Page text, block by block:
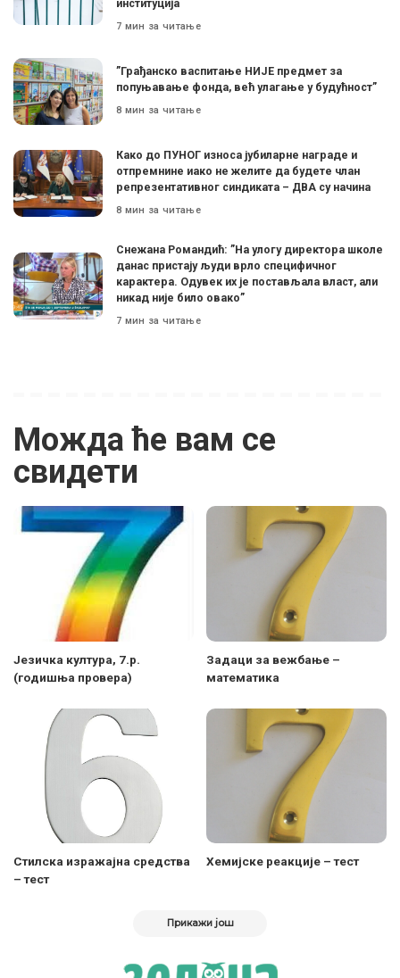
институција
7 мин за читање
”Грађанско васпитање НИЈЕ предмет за
попуњавање фонда, већ улагање у будућност”
8 мин за читање
Како до ПУНОГ износа јубиларне награде и
отпремнине иако не желите да будете члан
репрезентативног синдиката – ДВА су начина
8 мин за читање
Снежана Романдић: ”На улогу директора школе
данас пристају људи врло специфичног
карактера. Одувек их је постављала власт, али
никад није било овако”
7 мин за читање
Можда ће вам се
свидети
Језичка култура, 7.р.
(годишња провера)
Задаци за вежбање –
математика
Стилска изражајна средства
– тест
Хемијске реакције – тест
Прикажи још